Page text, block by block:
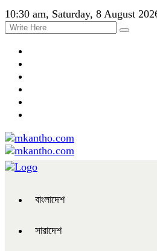
10:30 am, Saturday, 8 August
বাংলাদেশ
সারাদেশ